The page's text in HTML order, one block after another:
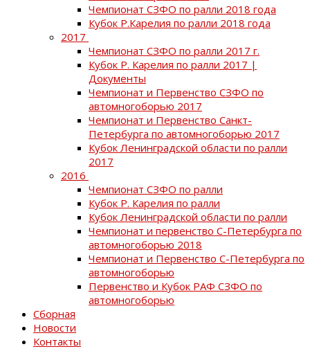
Чемпионат СЗФО по ралли 2018 года
Кубок Р.Карелия по ралли 2018 года
2017
Чемпионат СЗФО по ралли 2017 г.
Кубок Р. Карелия по ралли 2017 |
Документы
Чемпионат и Первенство СЗФО по
автомногоборью 2017
Чемпионат и Первенство Санкт-
Петербурга по автомногоборью 2017
Кубок Ленинградской области по ралли
2017
2016
Чемпионат СЗФО по ралли
Кубок Р. Карелия по ралли
Кубок Ленинградской области по ралли
Чемпионат и первенство С-Петербурга по
автомногоборью 2018
Чемпионат и Первенство С-Петербурга по
автомногоборью
Первенство и Кубок РАФ СЗФО по
автомногоборью
Сборная
Новости
Контакты